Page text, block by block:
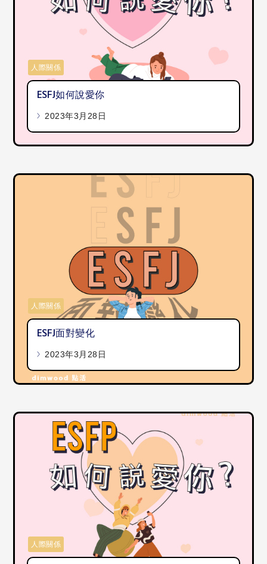
ESFJ如何說愛你
2023年3月28日
人際關係
ESFJ面對變化
2023年3月28日
人際關係
人際關係